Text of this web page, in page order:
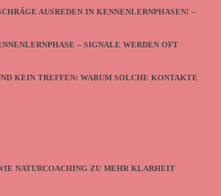
AUSREDEN IN KENNENLERNPHASEN! –
– SIGNALE WERDEN OFT
KEIN TREFFEN: WARUM SOLCHE KONTAKTE
NATURCOACHING ZU MEHR KLARHEIT